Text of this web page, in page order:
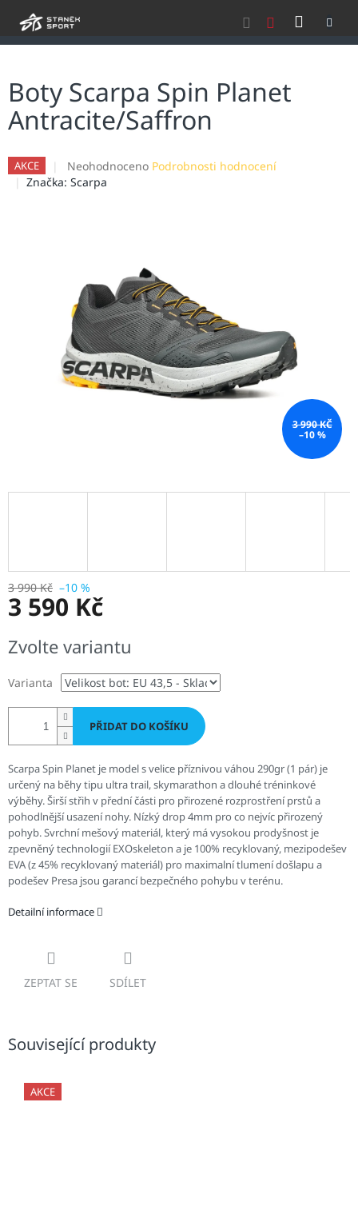
Boty Scarpa Spin Planet
Antracite/Saffron
AKCE
Průměrné
hodnocení
Neohodnoceno Podrobnosti hodnocení
Značka: Scarpa
3 990 KČ
–10 %
3 990 Kč –10 %
3 590 Kč
cena:
Zvolte variantu
Varianta
PŘIDAT DO KOŠÍKU
Scarpa Spin Planet je model s velice příznivou váhou 290gr (1 pár) je
určený na běhy tipu ultra trail, skymarathon a dlouhé tréninkové
výběhy. Širší střih v přední části pro přirozené rozprostření prstů a
pohodlnější usazení nohy. Nízký drop 4mm pro co nejvíc přirozený
pohyb. Svrchní mešový materiál, který má vysokou prodyšnost je
zpevněný technologií EXOskeleton a je 100% recyklovaný, mezipodešev
EVA (z 45% recyklovaný materiál) pro maximalní tlumení došlapu a
podešev Presa jsou garancí bezpečného pohybu v terénu.
Detailní informace
ZEPTAT SE SDÍLET
Související produkty
AKCE